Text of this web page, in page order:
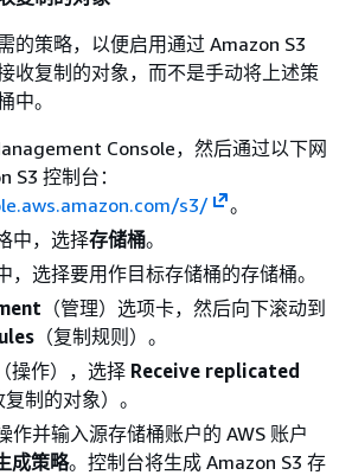
的策略，以便启用通过 Amazon S3
收复制的对象，而不是手动将上述策
中。
Console，然后通过以下网
S3 控制台：
s3/
。
中，选择存储桶。
，选择要用作目标存储桶的存储桶。
（管理）选项卡，然后向下滚动到
（复制规则）。
（操作），选择 Receive replicated
复制的对象）。
作并输入源存储桶账户的 AWS 账户
成策略。控制台将生成 Amazon S3 存